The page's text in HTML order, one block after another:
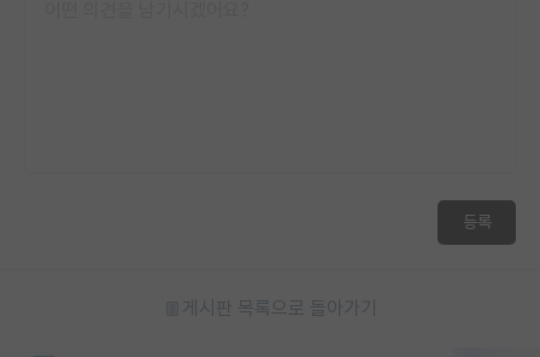
등록
게시판 목록으로 돌아가기